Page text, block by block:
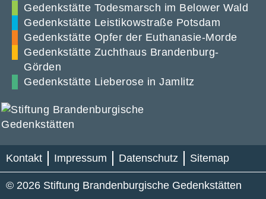
Gedenkstätte Todesmarsch im Belower Wald
Gedenkstätte Leistikowstraße Potsdam
Gedenkstätte Opfer der Euthanasie-Morde
Gedenkstätte Zuchthaus Brandenburg-
Görden
Gedenkstätte Lieberose in Jamlitz
Kontakt Impressum Datenschutz Sitemap
© 2026 Stiftung Brandenburgische Gedenkstätten